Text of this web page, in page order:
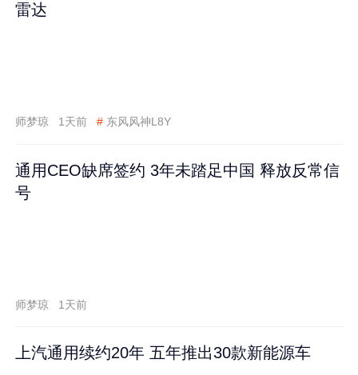
雷达
师梦琼 1天前 # 东风风神L8Y
通用CEO缺席签约 3年未踏足中国 释放反常信
号
师梦琼 1天前
上汽通用续约20年 五年推出30款新能源车